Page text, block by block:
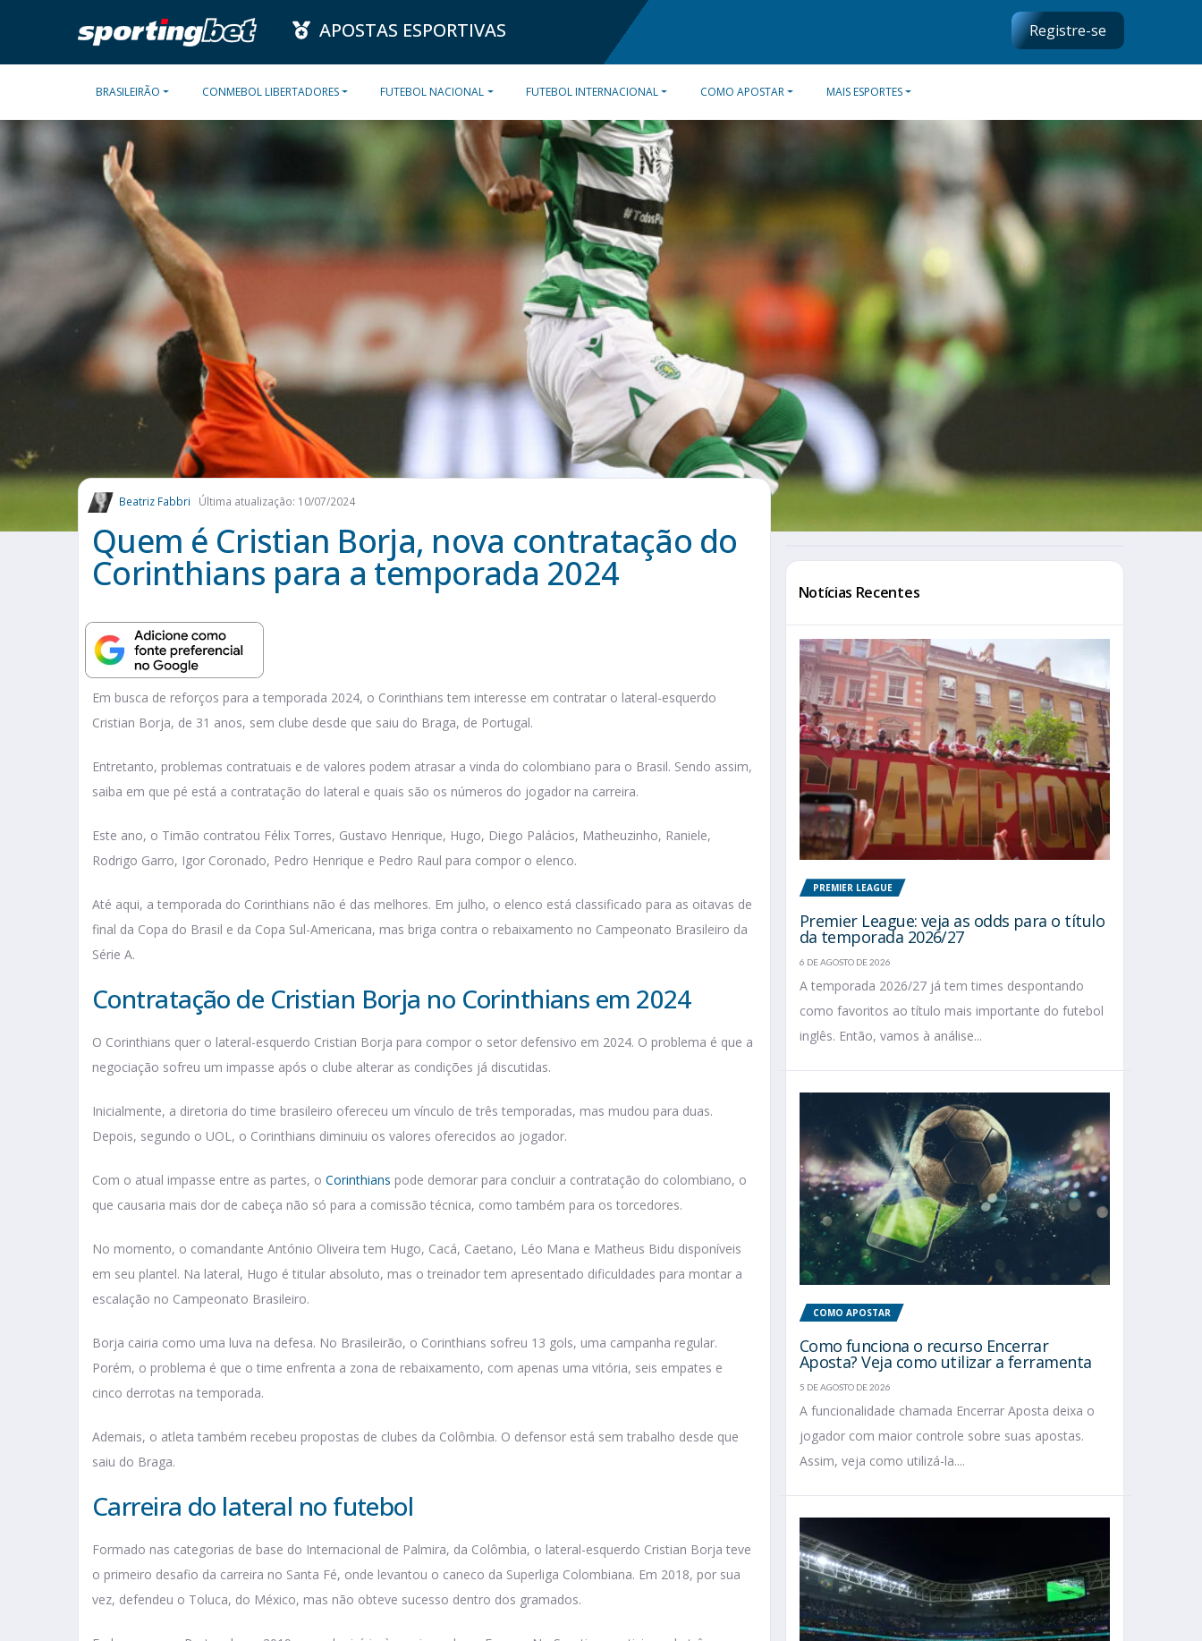
APOSTAS ESPORTIVAS Registre-se
BRASILEIRÃO CONMEBOL LIBERTADORES FUTEBOL NACIONAL FUTEBOL INTERNACIONAL COMO APOSTAR MAIS ESPORTES
Beatriz Fabbri Última atualização: 10/07/2024
Quem é Cristian Borja, nova contratação do
Corinthians para a temporada 2024
Em busca de reforços para a temporada 2024, o Corinthians tem interesse em contratar o lateral-esquerdo
Cristian Borja, de 31 anos, sem clube desde que saiu do Braga, de Portugal.
Entretanto, problemas contratuais e de valores podem atrasar a vinda do colombiano para o Brasil. Sendo assim,
saiba em que pé está a contratação do lateral e quais são os números do jogador na carreira.
Este ano, o Timão contratou Félix Torres, Gustavo Henrique, Hugo, Diego Palácios, Matheuzinho, Raniele,
Rodrigo Garro, Igor Coronado, Pedro Henrique e Pedro Raul para compor o elenco.
Até aqui, a temporada do Corinthians não é das melhores. Em julho, o elenco está classificado para as oitavas de
final da Copa do Brasil e da Copa Sul-Americana, mas briga contra o rebaixamento no Campeonato Brasileiro da
Série A.
Contratação de Cristian Borja no Corinthians em 2024
O Corinthians quer o lateral-esquerdo Cristian Borja para compor o setor defensivo em 2024. O problema é que a
negociação sofreu um impasse após o clube alterar as condições já discutidas.
Inicialmente, a diretoria do time brasileiro ofereceu um vínculo de três temporadas, mas mudou para duas.
Depois, segundo o UOL, o Corinthians diminuiu os valores oferecidos ao jogador.
Com o atual impasse entre as partes, o Corinthians pode demorar para concluir a contratação do colombiano, o
que causaria mais dor de cabeça não só para a comissão técnica, como também para os torcedores.
No momento, o comandante António Oliveira tem Hugo, Cacá, Caetano, Léo Mana e Matheus Bidu disponíveis
em seu plantel. Na lateral, Hugo é titular absoluto, mas o treinador tem apresentado dificuldades para montar a
escalação no Campeonato Brasileiro.
Borja cairia como uma luva na defesa. No Brasileirão, o Corinthians sofreu 13 gols, uma campanha regular.
Porém, o problema é que o time enfrenta a zona de rebaixamento, com apenas uma vitória, seis empates e
cinco derrotas na temporada.
Ademais, o atleta também recebeu propostas de clubes da Colômbia. O defensor está sem trabalho desde que
saiu do Braga.
Carreira do lateral no futebol
Formado nas categorias de base do Internacional de Palmira, da Colômbia, o lateral-esquerdo Cristian Borja teve
o primeiro desafio da carreira no Santa Fé, onde levantou o caneco da Superliga Colombiana. Em 2018, por sua
vez, defendeu o Toluca, do México, mas não obteve sucesso dentro dos gramados.
Notícias Recentes
PREMIER LEAGUE
Premier League: veja as odds para o título
da temporada 2026/27
6 DE AGOSTO DE 2026
A temporada 2026/27 já tem times despontando
como favoritos ao título mais importante do futebol
inglês. Então, vamos à análise...
COMO APOSTAR
Como funciona o recurso Encerrar
Aposta? Veja como utilizar a ferramenta
5 DE AGOSTO DE 2026
A funcionalidade chamada Encerrar Aposta deixa o
jogador com maior controle sobre suas apostas.
Assim, veja como utilizá-la....